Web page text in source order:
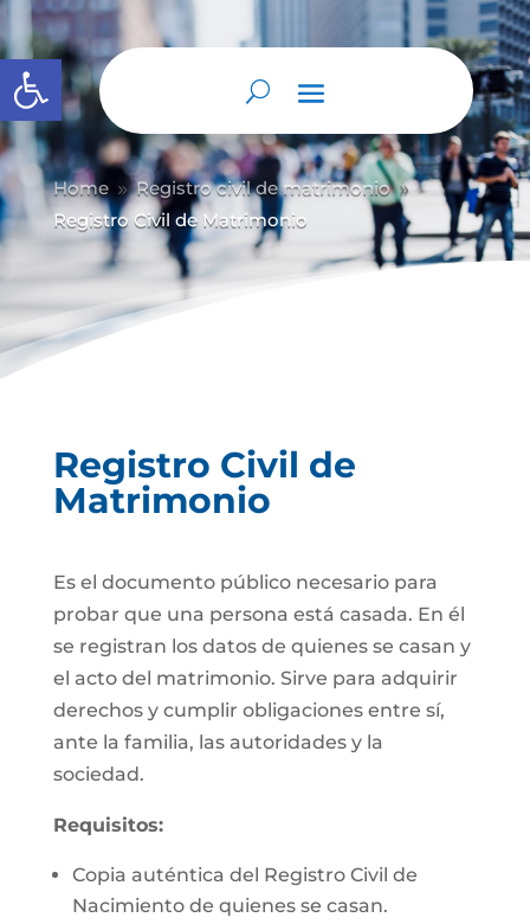
Abrir barra de herramientas
Home 9 Registro civil de matrimonio 9
Registro Civil de Matrimonio
Registro Civil de
Matrimonio
Es el documento público necesario para
probar que una persona está casada. En él
se registran los datos de quienes se casan y
el acto del matrimonio. Sirve para adquirir
derechos y cumplir obligaciones entre sí,
ante la familia, las autoridades y la
sociedad.
Requisitos:
Copia auténtica del Registro Civil de
Nacimiento de quienes se casan.